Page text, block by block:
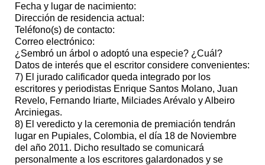
Fecha y lugar de nacimiento:
Dirección de residencia actual:
Teléfono(s) de contacto:
Correo electrónico:
¿Sembró un árbol o adoptó una especie? ¿Cuál?
Datos de interés que el escritor considere convenientes:
7) El jurado calificador queda integrado por los
escritores y periodistas Enrique Santos Molano, Juan
Revelo, Fernando Iriarte, Milciades Arévalo y Albeiro
Arciniegas.
8) El veredicto y la ceremonia de premiación tendrán
lugar en Pupiales, Colombia, el día 18 de Noviembre
del año 2011. Dicho resultado se comunicará
personalmente a los escritores galardonados y se